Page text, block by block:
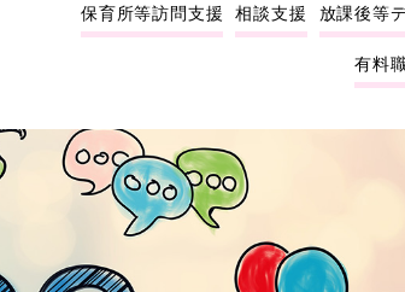
保育所等訪問支援 相談支援 放課後等
有料